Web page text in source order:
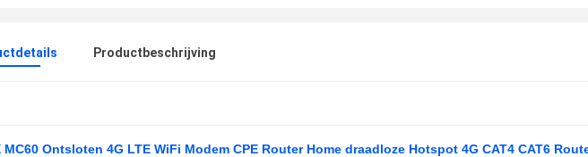
Productbeschrijving
MC60 Ontsloten 4G LTE WiFi Modem CPE Router Home draadloze Hotspot 4G CAT4 CAT6